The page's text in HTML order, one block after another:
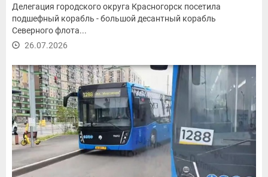
Делегация городского округа Красногорск посетила
подшефный корабль - большой десантный корабль
Северного флота...
26.07.2026